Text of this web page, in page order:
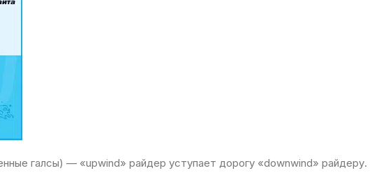
галсы) — «upwind» райдер уступает дорогу «downwind» райдеру.